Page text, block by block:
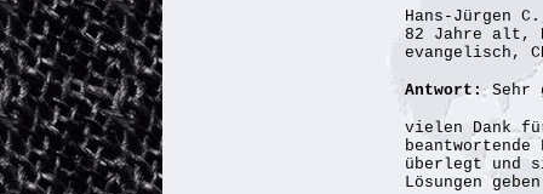
Hans-Jürgen
82 Jahre alt,
evangelisch,
Antwort: Sehr
vielen Dank
überlegt und
Lösungen